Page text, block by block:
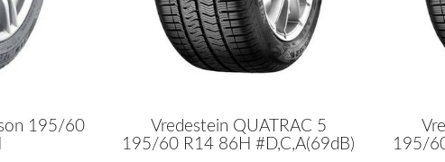
195/60
Vredestein QUATRAC 5
195/60 R14 86H #D,C,A(69dB)
195/